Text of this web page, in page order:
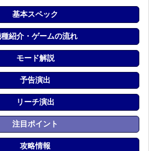
基本スペック
紹介・ゲームの流れ
モード解説
予告演出
リーチ演出
注目ポイント
攻略情報